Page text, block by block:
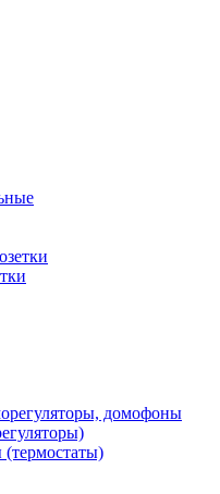
домофоны
(термостаты)